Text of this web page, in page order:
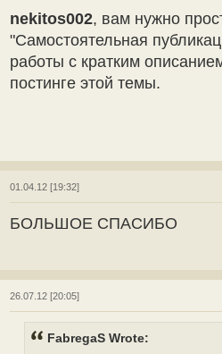
nekitos002, вам нужно
"Самостоятельная
работы с кратким
постинге этой темы.
01.04.12 [19:32]
БОЛЬШОЕ СПАСИБО
26.07.12 [20:05]
FabregaS Wrote: